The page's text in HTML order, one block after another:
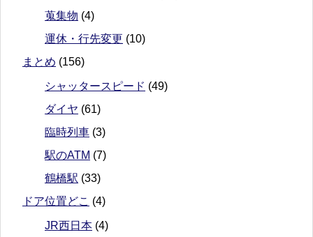
蒐集物 (4)
運休・行先変更 (10)
まとめ (156)
シャッタースピード (49)
ダイヤ (61)
臨時列車 (3)
駅のATM (7)
鶴橋駅 (33)
ドア位置どこ (4)
JR西日本 (4)